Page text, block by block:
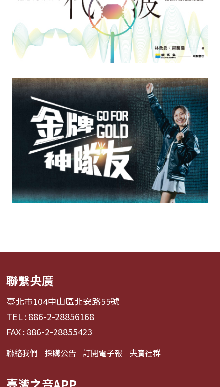
聯繫央廣
臺北市104中山區北安路55號
TEL : 886-2-28856168
FAX : 886-2-28855423
聯絡我們 採購公告 訂閱電子報 央廣社群